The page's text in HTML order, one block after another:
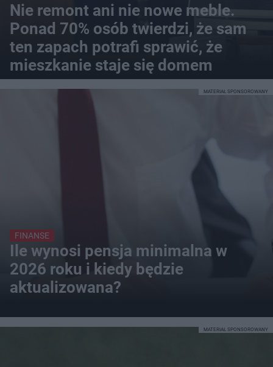
Nie remont ani nie nowe meble.
Ponad 70% osób twierdzi, że sam
ten zapach potrafi sprawić, że
mieszkanie staje się domem
FINANSE
Ile wynosi pensja minimalna w
2026 roku i kiedy będzie
aktualizowana?
MATERIAŁ SPONSOROWANY
MATERIAŁ SPONSOROWANY